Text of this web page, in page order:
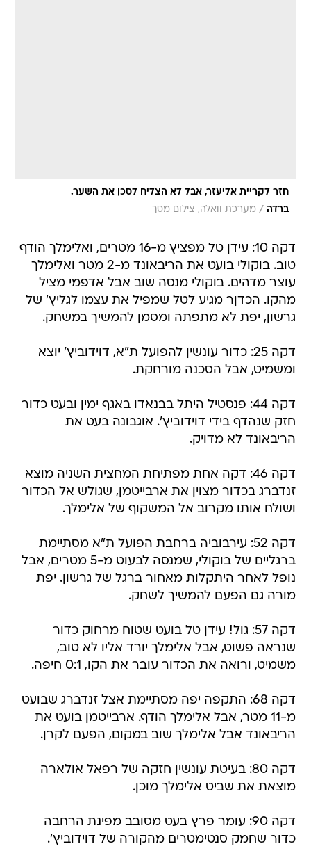
חזר לקריית אליעזר, אבל לא הצליח לסכן את השער.
ברדה / מערכת וואלה, צילום מסך
דקה 10: עידן טל מפציץ מ-16 מטרים, ואלימלך הודף
טוב. בוקולי בועט את הריבאונד מ-2 מטר ואלימלך
עוצר מדהים. בוקולי מנסה שוב אבל אדפמי מציל
מהקו. הכדןר מגיע לטל שמפיל את עצמו לגליץ' של
גרשון, יפת לא מתפתה ומסמן להמשיך במשחק.
דקה 25: כדור עונשין להפועל ת"א, דוידוביץ' יוצא
ומשמיט, אבל הסכנה מורחקת.
דקה 44: פנסטיל היתל בבנאדו באגף ימין ובעט כדור
חזק שנהדף בידי דוידוביץ'. אוגבונה בעט את
הריבאונד לא מדויק.
דקה 46: דקה אחת מפתיחת המחצית השניה מוצא
זנדברג בכדור מצוין את ארבייטמן, שגולש אל הכדור
ושולח אותו מקרוב אל המשקוף של אלימלך.
דקה 52: עירבוביה ברחבת הפועל ת"א מסתיימת
ברגליים של בוקולי, שמנסה לבעוט מ-5 מטרים, אבל
נופל לאחר היתקלות מאחור ברגל של גרשון. יפת
מורה גם הפעם להמשיך לשחק.
דקה 57: גול! עידן טל בועט שטוח מרחוק כדור
שנראה פשוט, אבל אלימלך יורד אליו לא טוב,
משמיט, ורואה את הכדור עובר את הקו, 0:1 חיפה.
דקה 68: התקפה יפה מסתיימת אצל זנדברג שבועט
מ-11 מטר, אבל אלימלך הודף. ארבייטמן בועט את
הריבאונד אבל אלימלך שוב במקום, הפעם לקרן.
דקה 80: בעיטת עונשין חזקה של רפאל אולארה
מוצאת את שביט אלימלך מוכן.
דקה 90: עומר פרץ בעט מסובב מפינת הרחבה
כדור שחמק סנטימטרים מהקורה של דוידוביץ'.